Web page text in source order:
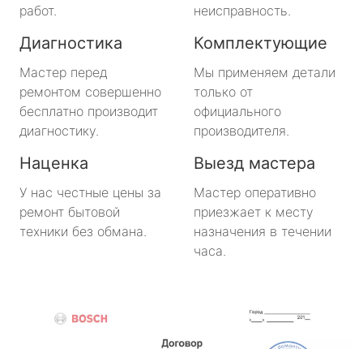
работ.
неисправность.
Диагностика
Мастер перед
ремонтом совершенно
бесплатно производит
диагностику.
Комплектующие
Мы применяем детали
только от
официального
производителя.
Наценка
У нас честные цены за
ремонт бытовой
техники без обмана.
Выезд мастера
Мастер оперативно
приезжает к месту
назначения в течении
часа.